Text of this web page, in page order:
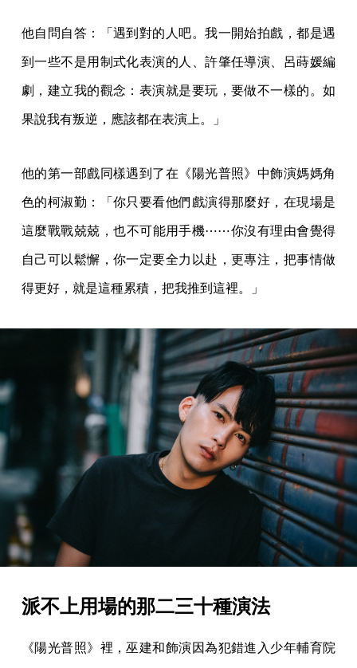
他自問自答：「遇到對的人吧。我一開始拍戲，都是遇
到一些不是用制式化表演的人、許肇任導演、呂蒔媛編
劇，建立我的觀念：表演就是要玩，要做不一樣的。如
果說我有叛逆，應該都在表演上。」
他的第一部戲同樣遇到了在《陽光普照》中飾演媽媽角
色的柯淑勤：「你只要看他們戲演得那麼好，在現場是
這麼戰戰兢兢，也不可能用手機⋯⋯你沒有理由會覺得
自己可以鬆懈，你一定要全力以赴，更專注，把事情做
得更好，就是這種累積，把我推到這裡。」
派不上用場的那二三十種演法
《陽光普照》裡，巫建和飾演因為犯錯進入少年輔育院